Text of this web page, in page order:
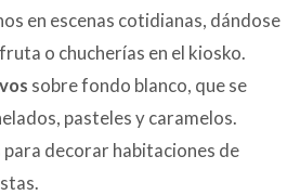
en escenas cotidianas, dándose
o chucherías en el kiosko.
sobre fondo blanco, que se
pasteles y caramelos.
decorar habitaciones de